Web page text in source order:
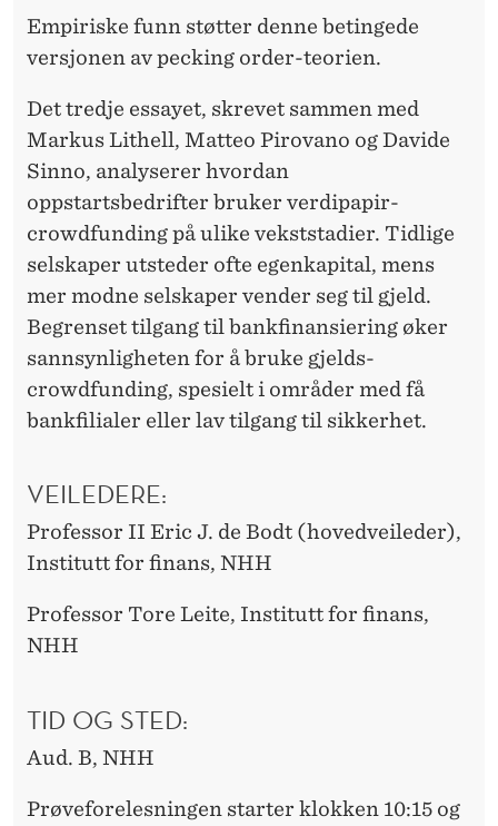
Empiriske funn støtter denne betingede
versjonen av pecking order-teorien.
Det tredje essayet, skrevet sammen med
Markus Lithell, Matteo Pirovano og Davide
Sinno, analyserer hvordan
oppstartsbedrifter bruker verdipapir-
crowdfunding på ulike vekststadier. Tidlige
selskaper utsteder ofte egenkapital, mens
mer modne selskaper vender seg til gjeld.
Begrenset tilgang til bankfinansiering øker
sannsynligheten for å bruke gjelds-
crowdfunding, spesielt i områder med få
bankfilialer eller lav tilgang til sikkerhet.
VEILEDERE:
Professor II Eric J. de Bodt (hovedveileder),
Institutt for finans, NHH
Professor Tore Leite, Institutt for finans,
NHH
TID OG STED:
Aud. B, NHH
Prøveforelesningen starter klokken 10:15 og